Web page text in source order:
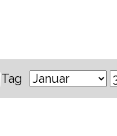
Tag
Monat
Tag
Jahr